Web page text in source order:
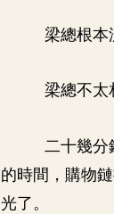
梁總根本
梁總不太
二十幾
的時間，購物
光了。